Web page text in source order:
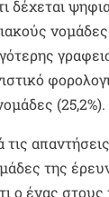
δέχεται
(25,2%).
τις
της
ο ένας στους